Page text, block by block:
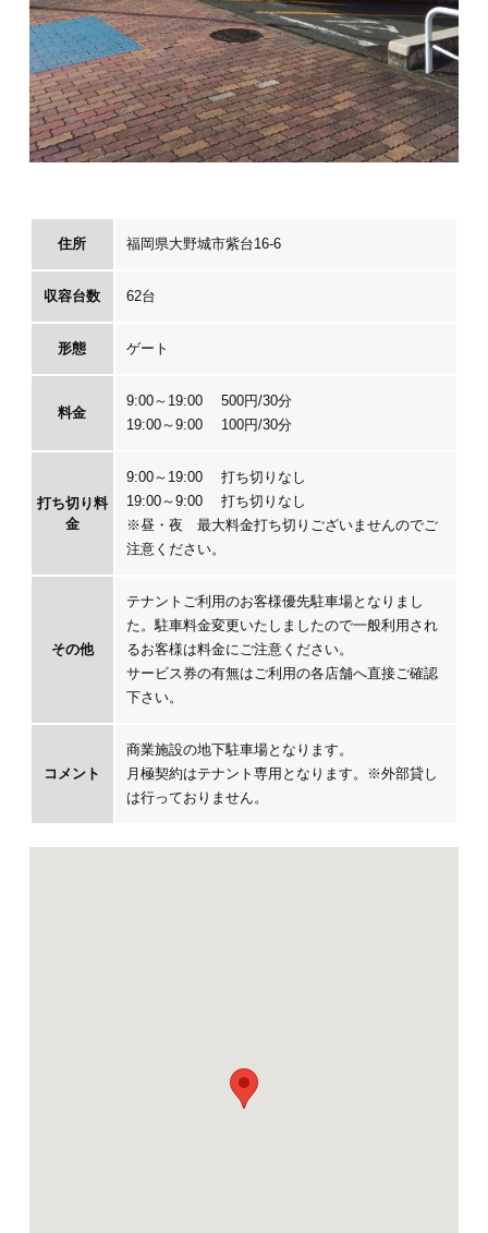
住所 福岡県大野城市紫台16-6
収容台数 62台
形態 ゲート
料金
9:00～19:00 500円/30分
19:00～9:00 100円/30分
打ち切り料
金
9:00～19:00 打ち切りなし
19:00～9:00 打ち切りなし
※昼・夜 最大料金打ち切りございませんのでご
注意ください。
その他
テナントご利用のお客様優先駐車場となりまし
た。駐車料金変更いたしましたので一般利用され
るお客様は料金にご注意ください。
サービス券の有無はご利用の各店舗へ直接ご確認
下さい。
コメント
商業施設の地下駐車場となります。
月極契約はテナント専用となります。※外部貸し
は行っておりません。